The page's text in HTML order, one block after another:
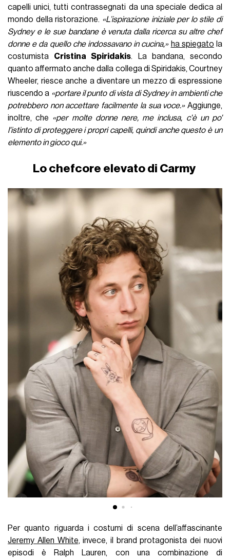
capelli unici, tutti contrassegnati da una speciale dedica al
mondo della ristorazione. «L’ispirazione iniziale per lo stile di
Sydney e le sue bandane è venuta dalla ricerca su altre chef
donne e da quello che indossavano in cucina,» ha spiegato la
costumista Cristina Spiridakis. La bandana, secondo
quanto affermato anche dalla collega di Spiridakis, Courtney
Wheeler, riesce anche a diventare un mezzo di espressione
riuscendo a «portare il punto di vista di Sydney in ambienti che
potrebbero non accettare facilmente la sua voce.»Aggiunge,
inoltre, che «per molte donne nere, me inclusa, c'è un po'
l'istinto di proteggere i propri capelli, quindi anche questo è un
elemento in gioco qui.»
Lo chefcore elevato di Carmy
Per quanto riguarda i costumi di scena dell’affascinante
Jeremy Allen White, invece, il brand protagonista dei nuovi
episodi è Ralph Lauren, con una combinazione di